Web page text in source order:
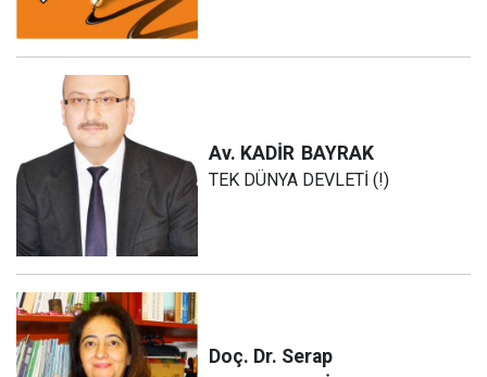
Av. KADİR BAYRAK
TEK DÜNYA DEVLETİ (!)
Doç. Dr. Serap